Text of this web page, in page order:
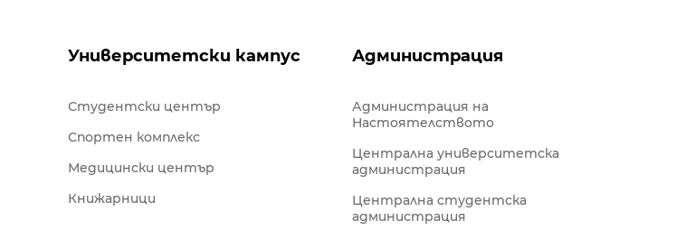
Университетски кампус Администрация
Студентски център
Спортен комплекс
Медицински център
Книжарници
Администрация на
Настоятелството
Централна университетска
администрация
Централна студентска
администрация